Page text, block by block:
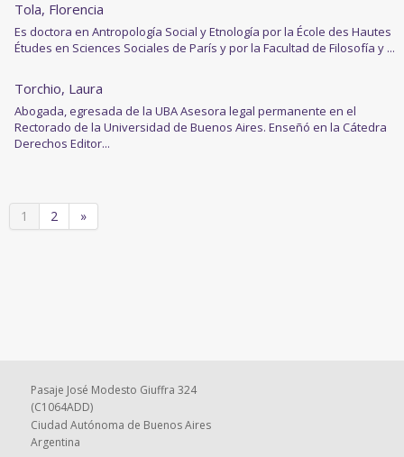
Tola, Florencia
Es doctora en Antropología Social y Etnología por la École des Hautes
Études en Sciences Sociales de París y por la Facultad de Filosofía y ...
Torchio, Laura
Abogada, egresada de la UBA Asesora legal permanente en el
Rectorado de la Universidad de Buenos Aires. Enseñó en la Cátedra
Derechos Editor...
1 2 »
Pasaje José Modesto Giuffra 324
(C1064ADD)
Ciudad Autónoma de Buenos Aires
Argentina